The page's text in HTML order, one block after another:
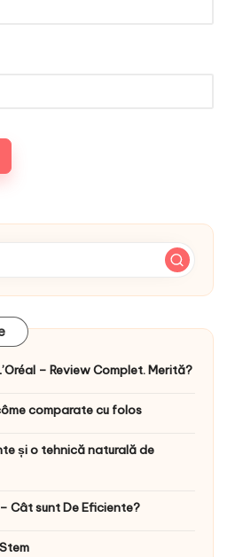
– Review Complet. Merită?
comparate cu folos
și o tehnică naturală de
Cât sunt De Eficiente?